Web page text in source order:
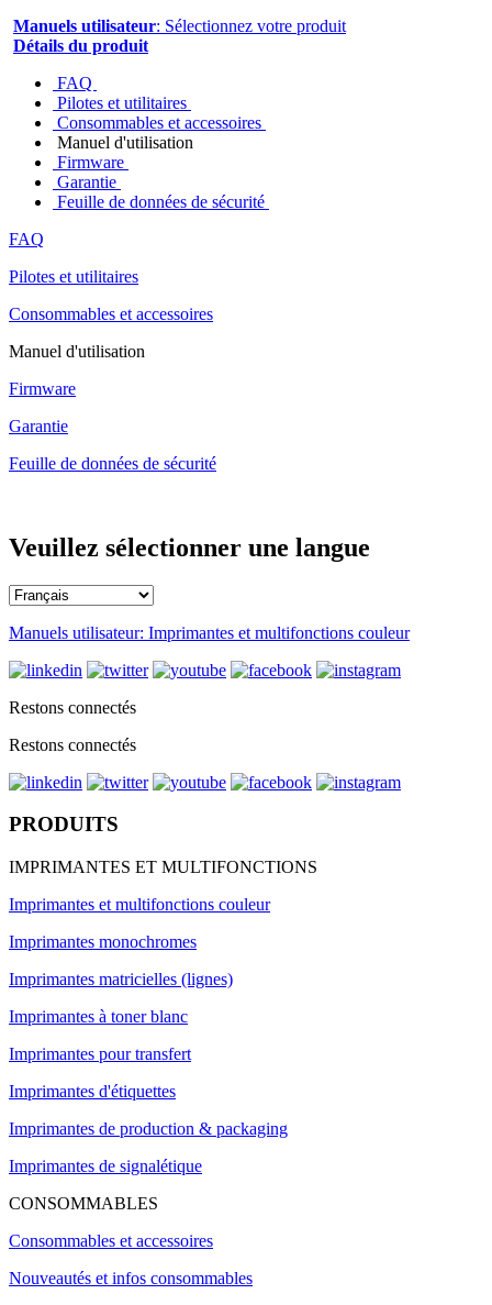
Manuels utilisateur: Sélectionnez votre produit
Détails du produit
FAQ
Pilotes et utilitaires
Consommables et accessoires
Manuel d'utilisation
Firmware
Garantie
Feuille de données de sécurité
FAQ
Pilotes et utilitaires
Consommables et accessoires
Manuel d'utilisation
Firmware
Garantie
Feuille de données de sécurité
Veuillez sélectionner une langue
Manuels utilisateur: Imprimantes et multifonctions couleur
Restons connectés
Restons connectés
PRODUITS
IMPRIMANTES ET MULTIFONCTIONS
Imprimantes et multifonctions couleur
Imprimantes monochromes
Imprimantes matricielles (lignes)
Imprimantes à toner blanc
Imprimantes pour transfert
Imprimantes d'étiquettes
Imprimantes de production & packaging
Imprimantes de signalétique
CONSOMMABLES
Consommables et accessoires
Nouveautés et infos consommables